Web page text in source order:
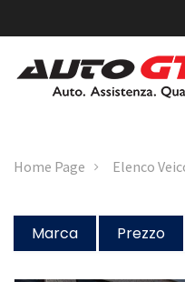
Home Page Elenco
Marca Prezzo